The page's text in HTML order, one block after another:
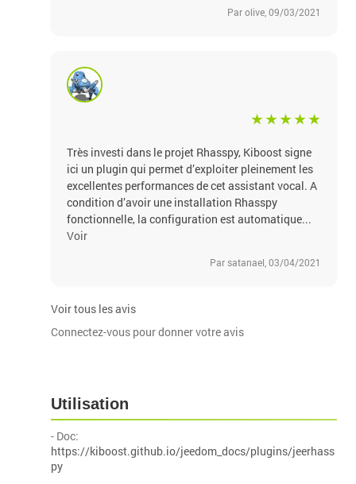
Par olive, 09/03/2021
Très investi dans le projet Rhasspy, Kiboost signe
ici un plugin qui permet d’exploiter pleinement les
excellentes performances de cet assistant vocal. A
condition d’avoir une installation Rhasspy
fonctionnelle, la configuration est automatique...
Voir
Par satanael, 03/04/2021
Voir tous les avis
Connectez-vous pour donner votre avis
Utilisation
- Doc:
https://kiboost.github.io/jeedom_docs/plugins/jeerhass
py